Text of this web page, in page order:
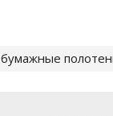
бумажные